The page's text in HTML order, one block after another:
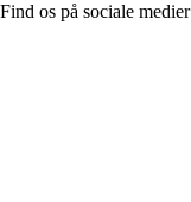
Find os på sociale medier